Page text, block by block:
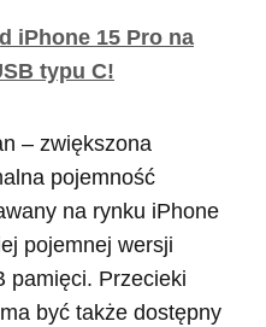
iPhone 15 Pro na
typu C!
– zwiększona
pojemność
na rynku iPhone
pojemnej wersji
pamięci. Przecieki
być także dostępny